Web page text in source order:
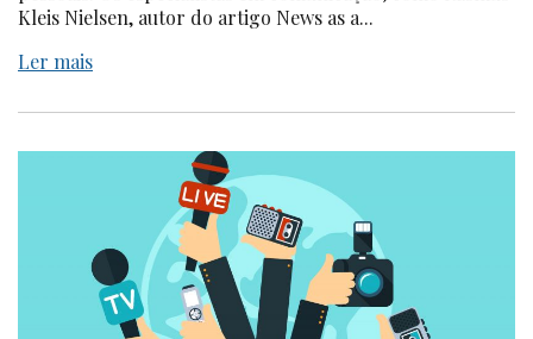
Kleis Nielsen, autor do artigo News as a...
Ler mais